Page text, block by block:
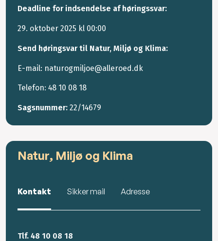
Deadline for indsendelse af høringssvar:
29. oktober 2025 kl 00:00
Send høringsvar til Natur, Miljø og Klima:
E-mail: naturogmiljoe@alleroed.dk
Telefon: 48 10 08 18
Sagsnummer: 22/14679
Natur, Miljø og Klima
Kontakt Sikker mail Adresse
Tlf. 48 10 08 18